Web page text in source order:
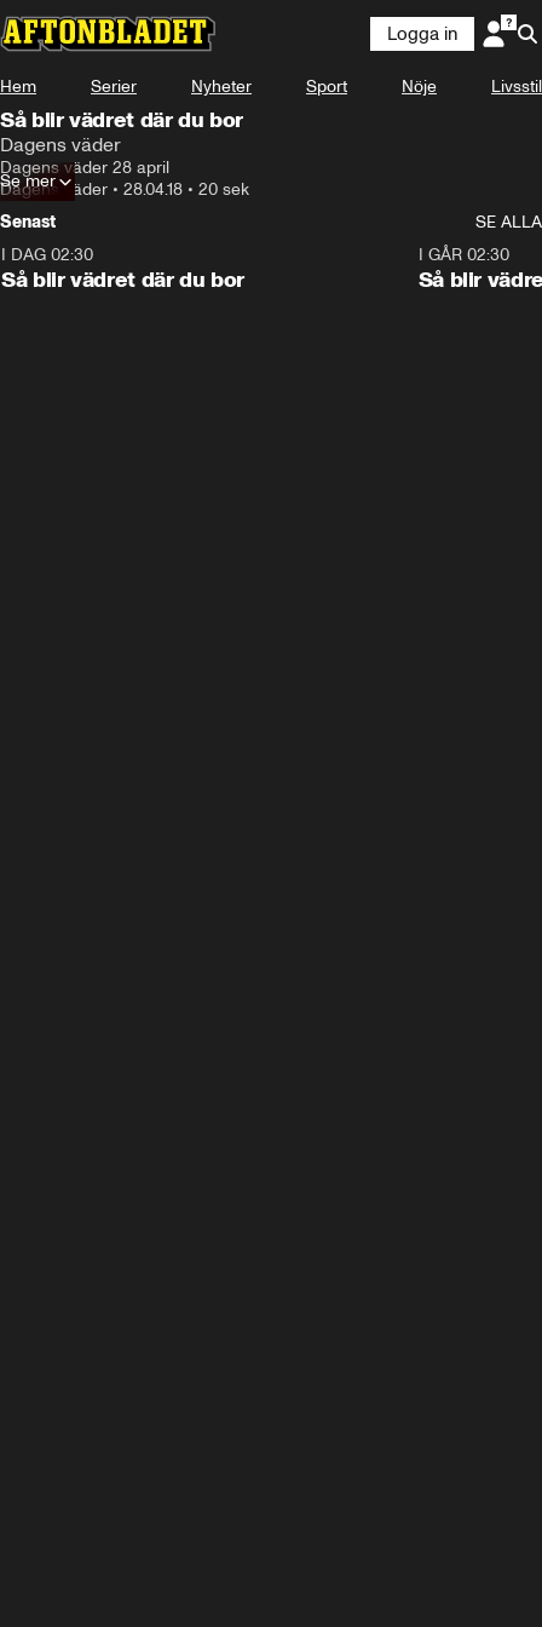
Logga in
Hem Serier Nyheter Sport Nöje Livsstil
Så blir vädret där du bor
Dagens väder
Dagens väder 28 april
Dagens väder • 28.04.18 • 20 sek
Se mer
Senast
SE ALLA
I DAG 02:30
Så blir vädret där du bor
I GÅR 02:30
Så blir